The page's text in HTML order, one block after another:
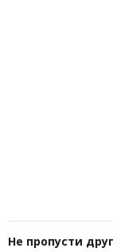
Не пропусти